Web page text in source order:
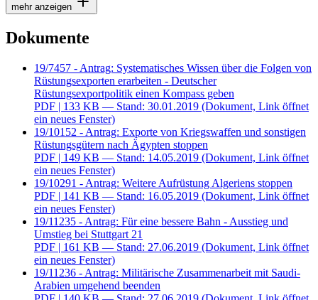
mehr anzeigen
Dokumente
19/7457 - Antrag: Systematisches Wissen über die Folgen von
Rüstungsexporten erarbeiten - Deutscher
Rüstungsexportpolitik einen Kompass geben
PDF | 133 KB — Stand: 30.01.2019 (Dokument, Link öffnet
ein neues Fenster)
19/10152 - Antrag: Exporte von Kriegswaffen und sonstigen
Rüstungsgütern nach Ägypten stoppen
PDF | 149 KB — Stand: 14.05.2019 (Dokument, Link öffnet
ein neues Fenster)
19/10291 - Antrag: Weitere Aufrüstung Algeriens stoppen
PDF | 141 KB — Stand: 16.05.2019 (Dokument, Link öffnet
ein neues Fenster)
19/11235 - Antrag: Für eine bessere Bahn - Ausstieg und
Umstieg bei Stuttgart 21
PDF | 161 KB — Stand: 27.06.2019 (Dokument, Link öffnet
ein neues Fenster)
19/11236 - Antrag: Militärische Zusammenarbeit mit Saudi-
Arabien umgehend beenden